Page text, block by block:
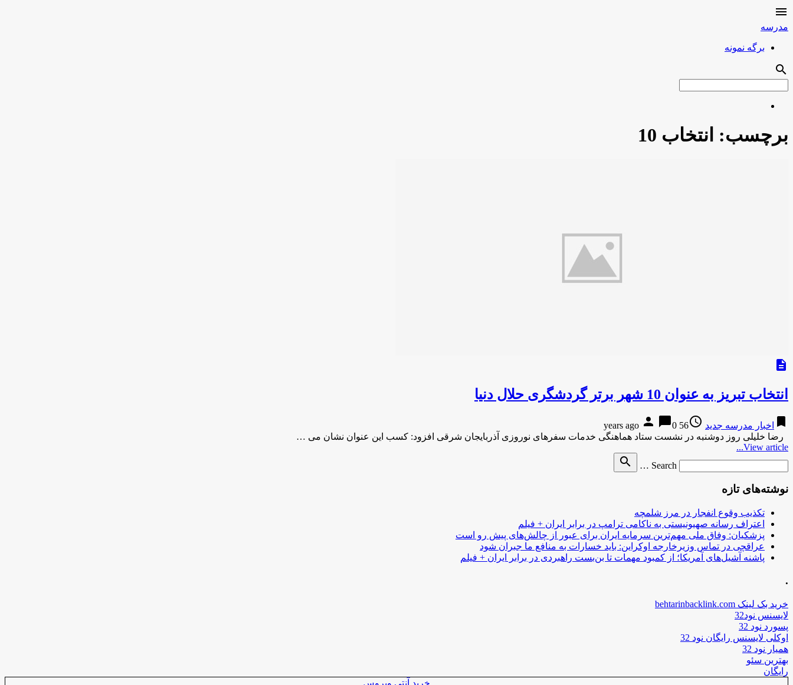

مدرسه
برگه نمونه
search
برچسب: انتخاب 10
description
انتخاب تبریز به عنوان 10 شهر برتر گردشگری حلال دنیا
bookmark اخبار مدرسه جدید access_time
56 years ago
person chat_bubble0
رضا خلیلی روز دوشنبه در نشست ستاد هماهنگی خدمات سفرهای نوروزی آذربایجان شرقی افزود: کسب این عنوان نشان می …
View article...
Search …
search
نوشته‌های تازه
تکذیب وقوع انفجار در مرز شلمچه
اعتراف رسانه صهیونیستی به ناکامی ترامپ در برابر ایران + فیلم
پزشکیان: وفاق ملی مهم‌ترین سرمایه ایران برای عبور از چالش‌های پیش رو است
عراقچی در تماس وزیرخارجه اوکراین: باید خسارات به منافع ما جبران شود
پاشنه آشیل‌های آمریکا؛ از کمبود مهمات تا بن‌بست راهبردی در برابر ایران + فیلم
.
خرید بک لینک behtarinbacklink.com
لایسنس نود32
پسورد نود 32
اوکلی لایسنس رایگان نود 32
همیار نود 32
بهترین سئو
رایگان
خرید آنتی ویروس